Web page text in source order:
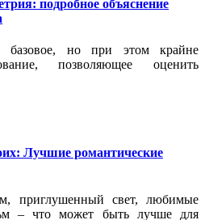
подробное объяснение
но при этом крайне
позволяющее оценить
Лучшие романтические
приглушенный свет, любимые
– что может быть лучше для